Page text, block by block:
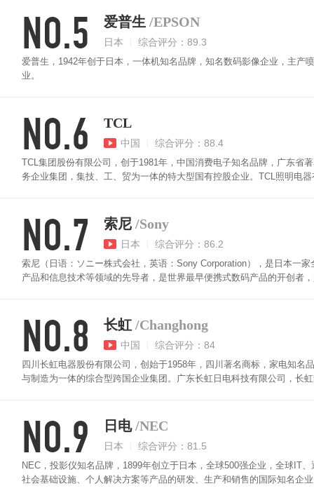
NO.5 爱普生 /EPSON
日本 综合评分：89.3
爱普生，1942年创于日本，一体机知名品牌，知名数码影像企业，主
业。
NO.6 TCL
中国 综合评分：88.4
TCL集团股份有限公司，创于1981年，中国消费电子知名品牌，广东省
务企业集团，集技、工、贸为一体的特大型国有控股企业。TCL照明电
NO.7 索尼 /Sony
日本 综合评分：86.2
索尼（日语：ソニー株式会社，英语：Sony Corporation），是日本一
产品和信息技术等领域的先导者，是世界最早便携式数码产品的开创者
NO.8 长虹 /Changhong
中国 综合评分：84
四川长虹电器股份有限公司，创始于1958年，四川著名商标，家电知
与制造为一体的综合型跨国企业集团。广东长虹日电科技有限公司，长
NO.9 日电 /NEC
日本 综合评分：81.5
NEC，投影仪知名品牌，1899年创立于日本，全球500强企业，全球IT
社会基础设施、个人解决方案等产品的研发、生产和销售的国际知名企